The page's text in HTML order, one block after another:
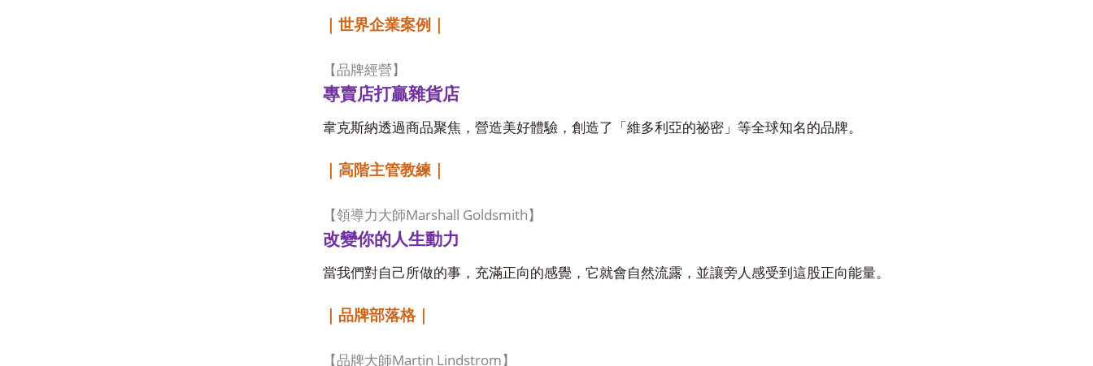
｜世界企業案例｜
【品牌經營】
專賣店打贏雜貨店
韋克斯納透過商品聚焦，營造美好體驗，創造了「維多利亞的祕密」等全球知名的品牌。
｜高階主管教練｜
【領導力大師Marshall Goldsmith 】
改變你的人生動力
當我們對自己所做的事，充滿正向的感覺，它就會自然流露，並讓旁人感受到這股正向能量。
｜品牌部落格｜
【品牌大師Martin Lindstrom 】